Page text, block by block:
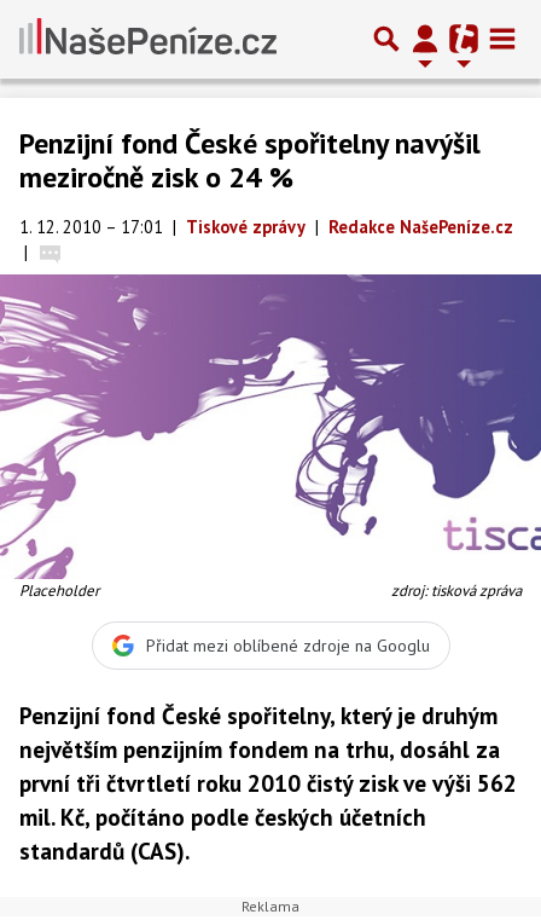
Penzijní fond České spořitelny navýšil
meziročně zisk o 24 %
1. 12. 2010 – 17:01 | Tiskové zprávy | Redakce NašePeníze.cz
|
Placeholder zdroj: tisková zpráva
Přidat mezi oblíbené zdroje na Googlu
Penzijní fond České spořitelny, který je druhým
největším penzijním fondem na trhu, dosáhl za
první tři čtvrtletí roku 2010 čistý zisk ve výši 562
mil. Kč, počítáno podle českých účetních
standardů (CAS).